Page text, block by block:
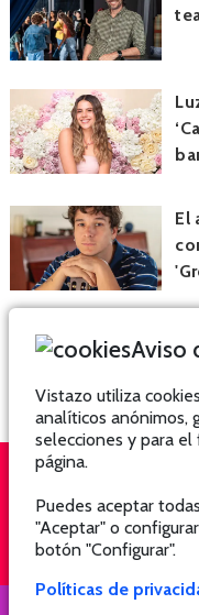
El
QUIÉNES SOMOS
Aviso
Vistazo utiliza
analíticos anónimos,
selecciones y para
página.
Puedes aceptar
"Aceptar" o
botón "Configurar".
Políticas de